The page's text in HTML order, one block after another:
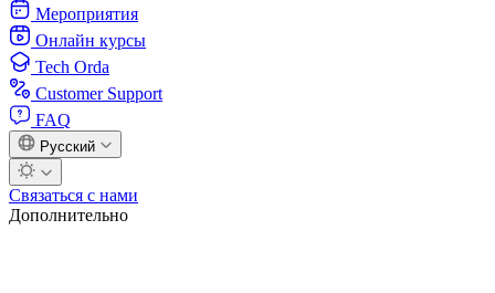
Мероприятия
Онлайн курсы
Tech Orda
Customer Support
FAQ
Русский
Связаться с нами
Дополнительно